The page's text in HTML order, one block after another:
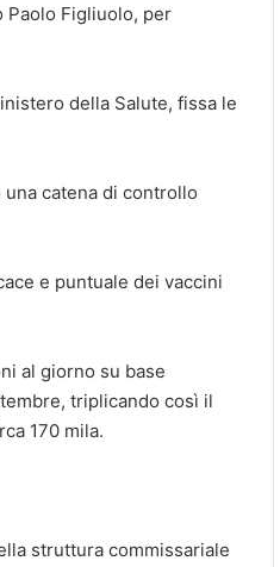
Paolo Figliuolo, per
della Salute, fissa le
catena di controllo
e puntuale dei vaccini
al giorno su base
triplicando così il
170 mila.
struttura commissariale